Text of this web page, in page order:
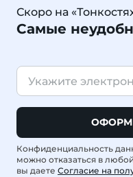
Скоро на
Самые
Конфиденциальность
можно отказаться в
вы даете Согласие на